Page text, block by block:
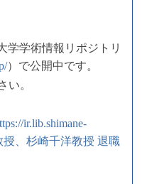
学学術情報リポジトリ
）で公開中です。
い。
ir.lib.shimane-
授、杉崎千洋教授 退職